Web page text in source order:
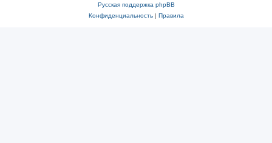
Русская поддержка phpBB
Конфиденциальность| Правила